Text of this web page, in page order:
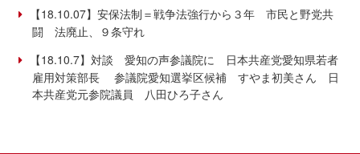
【18.10.07】安保法制＝戦争法強行から３年 市民と野党共
闘 法廃止、９条守れ
【18.10.7】対談 愛知の声参議院に 日本共産党愛知県若者
雇用対策部長 参議院愛知選挙区候補 すやま初美さん 日
本共産党元参院議員 八田ひろ子さん